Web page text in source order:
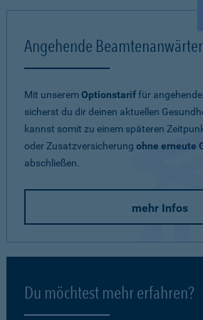
Angehende Beamtenanwärter
Mit unseremOptionstariffür
sicherst du dir deinen aktuellen
kannst somit zu einem späteren
oder Zusatzversicherung ohne erneute
abschließen.
mehr Infos
Du möchtest mehr erfahren?